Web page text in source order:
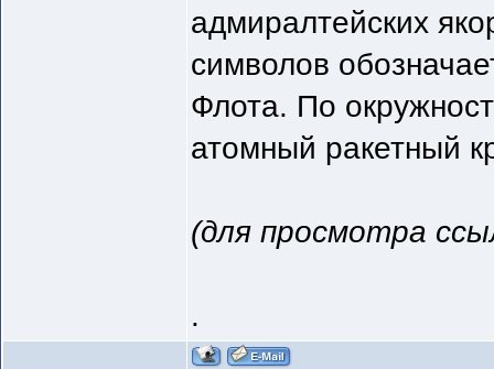
адмиралтейских
символов
Флота. По
атомный ракетный
(для просмотра
.